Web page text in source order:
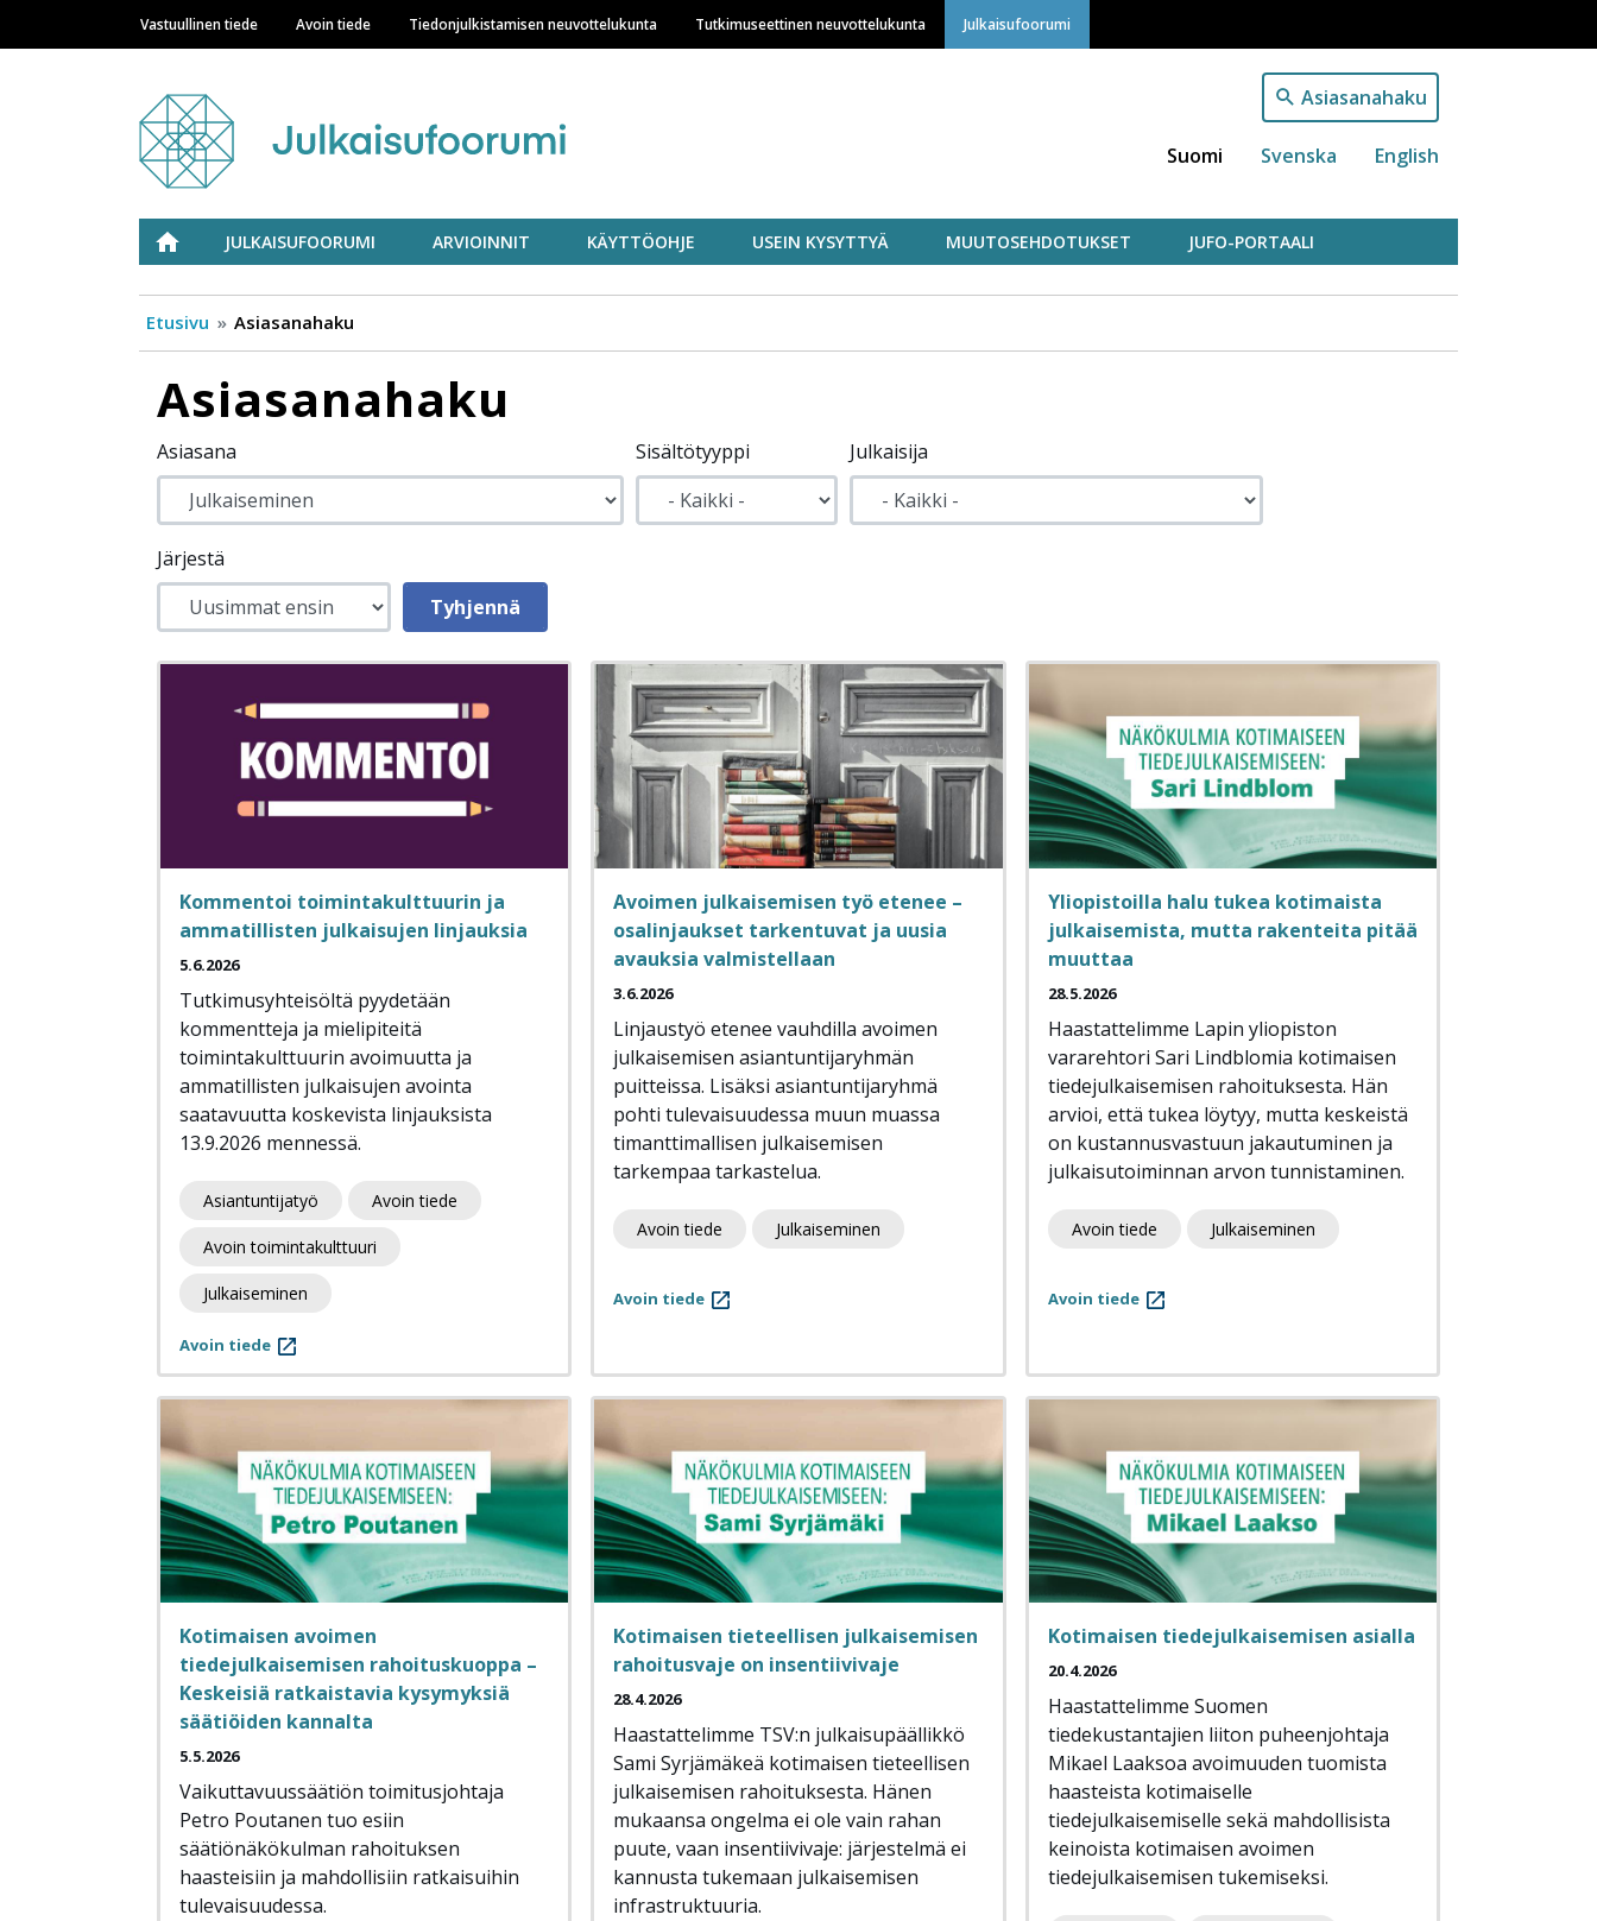
Hyppää
pääsisältöön
Main navigation
Vastuullinen tiede Avoin tiede Tiedonjulkistamisen neuvottelukunta Tutkimuseettinen neuvottelukunta Julkaisufoorumi
Asiasanahaku
Suomi Svenska English
Julkaisufoorumi
ETUSIVUJULKAISUFOORUMI ARVIOINNIT KÄYTTÖOHJE USEIN KYSYTTYÄ MUUTOSEHDOTUKSET JUFO-PORTAALI
Etusivu Asiasanahaku
Asiasanahaku
Asiasana Sisältötyyppi Julkaisija
Järjestä
Kommentoi toimintakulttuurin ja
ammatillisten julkaisujen linjauksia
5.6.2026
Tutkimusyhteisöltä pyydetään
kommentteja ja mielipiteitä
toimintakulttuurin avoimuutta ja
ammatillisten julkaisujen avointa
saatavuutta koskevista linjauksista
13.9.2026 mennessä.
Asiantuntijatyö Avoin tiede
Avoin toimintakulttuuri
Julkaiseminen
Avoin tiede
Avoimen julkaisemisen työ etenee –
osalinjaukset tarkentuvat ja uusia
avauksia valmistellaan
3.6.2026
Linjaustyö etenee vauhdilla avoimen
julkaisemisen asiantuntijaryhmän
puitteissa. Lisäksi asiantuntijaryhmä
pohti tulevaisuudessa muun muassa
timanttimallisen julkaisemisen
tarkempaa tarkastelua.
Avoin tiede Julkaiseminen
Avoin tiede
Yliopistoilla halu tukea kotimaista
julkaisemista, mutta rakenteita pitää
muuttaa
28.5.2026
Haastattelimme Lapin yliopiston
vararehtori Sari Lindblomia kotimaisen
tiedejulkaisemisen rahoituksesta. Hän
arvioi, että tukea löytyy, mutta keskeistä
on kustannusvastuun jakautuminen ja
julkaisutoiminnan arvon tunnistaminen.
Avoin tiede Julkaiseminen
Avoin tiede
Kotimaisen avoimen
tiedejulkaisemisen rahoituskuoppa –
Keskeisiä ratkaistavia kysymyksiä
säätiöiden kannalta
5.5.2026
Vaikuttavuussäätiön toimitusjohtaja
Petro Poutanen tuo esiin
säätiönäkökulman rahoituksen
haasteisiin ja mahdollisiin ratkaisuihin
tulevaisuudessa.
Kotimaisen tieteellisen julkaisemisen
rahoitusvaje on insentiivivaje
28.4.2026
Haastattelimme TSV:n julkaisupäällikkö
Sami Syrjämäkeä kotimaisen tieteellisen
julkaisemisen rahoituksesta. Hänen
mukaansa ongelma ei ole vain rahan
puute, vaan insentiivivaje: järjestelmä ei
kannusta tukemaan julkaisemisen
infrastruktuuria.
Kotimaisen tiedejulkaisemisen asialla
20.4.2026
Haastattelimme Suomen
tiedekustantajien liiton puheenjohtaja
Mikael Laaksoa avoimuuden tuomista
haasteista kotimaiselle
tiedejulkaisemiselle sekä mahdollisista
keinoista kotimaisen avoimen
tiedejulkaisemisen tukemiseksi.